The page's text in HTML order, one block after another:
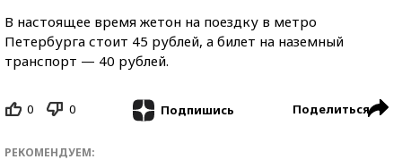
В настоящее время жетон на поездку в метро
Петербурга стоит 45 рублей, а билет на наземный
транспорт — 40 рублей.
0 0 Подпишись Поделиться
РЕКОМЕНДУЕМ: